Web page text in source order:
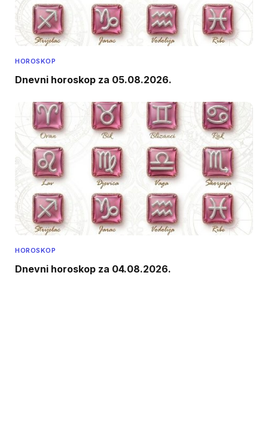
HOROSKOP
Dnevni horoskop za 05.08.2026.
HOROSKOP
Dnevni horoskop za 04.08.2026.